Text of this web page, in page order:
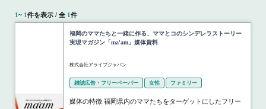
1~ 1件を表示 / 全 1件
福岡のママたちと一緒に作る、ママとコのシンデレラストーリー
実現マガジン「ma'am」媒体資料
株式会社アライブジャパン
雑誌広告・フリーペーパー 女性 ファミリー
媒体の特徴 福岡県内のママたちをターゲットにしたフリー